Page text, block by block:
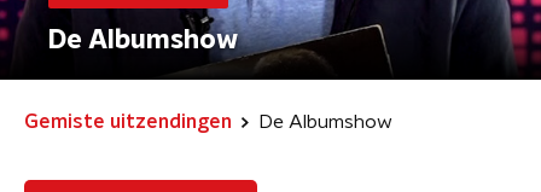
De Albumshow
Gemiste uitzendingen De Albumshow